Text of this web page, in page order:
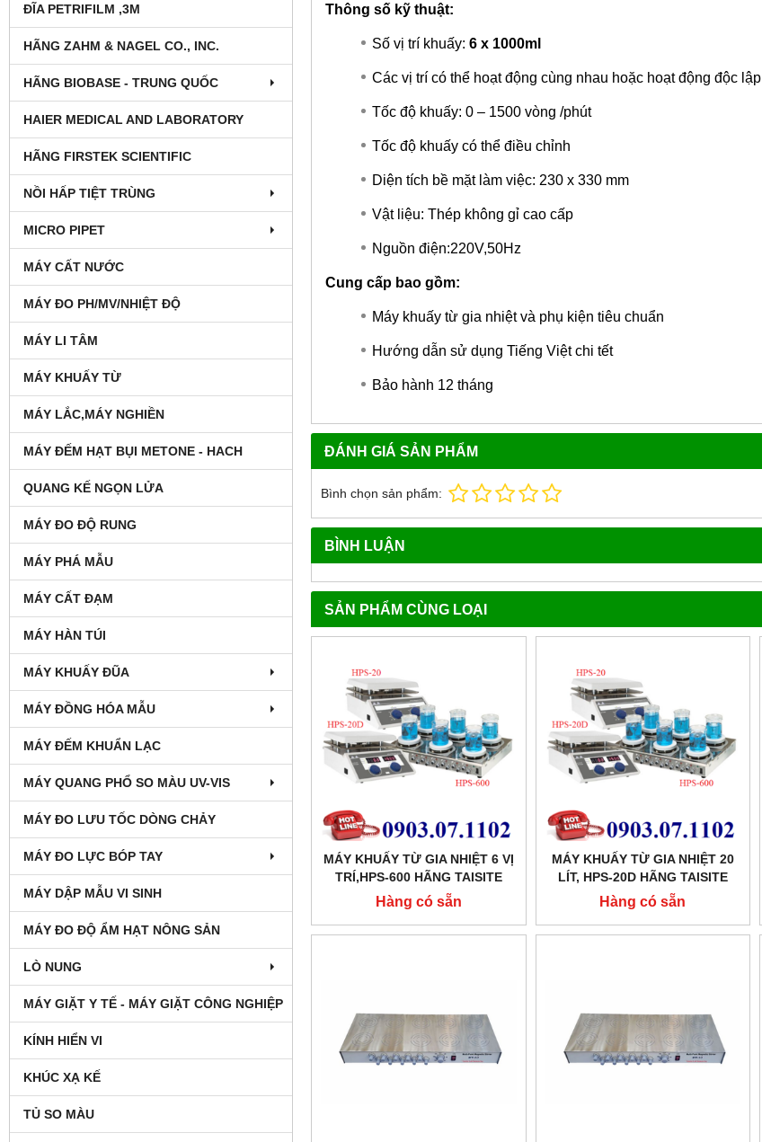
ĐĨA PETRIFILM ,3M
HÃNG ZAHM & NAGEL CO., INC.
HÃNG BIOBASE - TRUNG QUỐC
HAIER MEDICAL AND LABORATORY
HÃNG FIRSTEK SCIENTIFIC
NỒI HẤP TIỆT TRÙNG
MICRO PIPET
MÁY CẤT NƯỚC
MÁY ĐO PH/MV/NHIỆT ĐỘ
MÁY LI TÂM
MÁY KHUẤY TỪ
MÁY LẮC,MÁY NGHIỀN
MÁY ĐẾM HẠT BỤI METONE - HACH
QUANG KẾ NGỌN LỬA
MÁY ĐO ĐỘ RUNG
MÁY PHÁ MẪU
MÁY CẤT ĐẠM
MÁY HÀN TÚI
MÁY KHUẤY ĐŨA
MÁY ĐỒNG HÓA MẪU
MÁY ĐẾM KHUẨN LẠC
MÁY QUANG PHỔ SO MÀU UV-VIS
MÁY ĐO LƯU TỐC DÒNG CHẢY
MÁY ĐO LỰC BÓP TAY
MÁY DẬP MẪU VI SINH
MÁY ĐO ĐỘ ẨM HẠT NÔNG SẢN
LÒ NUNG
MÁY GIẶT Y TẾ - MÁY GIẶT CÔNG NGHIỆP
KÍNH HIỂN VI
KHÚC XẠ KẾ
TỦ SO MÀU
Thông số kỹ thuật:
Số vị trí khuấy: 6 x 1000ml
Các vị trí có thể hoạt động cùng nhau hoặc hoạt động độc lập
Tốc độ khuấy: 0 – 1500 vòng /phút
Tốc độ khuấy có thể điều chỉnh
Diện tích bề mặt làm việc: 230 x 330 mm
Vật liệu: Thép không gỉ cao cấp
Nguồn điện:220V,50Hz
Cung cấp bao gồm:
Máy khuấy từ gia nhiệt và phụ kiện tiêu chuẩn
Hướng dẫn sử dụng Tiếng Việt chi tết
Bảo hành 12 tháng
ĐÁNH GIÁ SẢN PHẨM
Bình chọn sản phẩm:
BÌNH LUẬN
SẢN PHẨM CÙNG LOẠI
MÁY KHUẤY TỪ GIA NHIỆT 6 VỊ
TRÍ,HPS-600 HÃNG TAISITE
Hàng có sẵn
MÁY KHUẤY TỪ GIA NHIỆT 20
LÍT, HPS-20D HÃNG TAISITE
Hàng có sẵn